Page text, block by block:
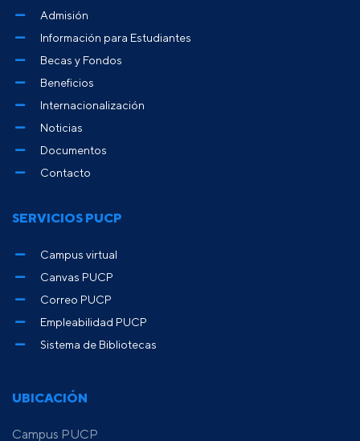
UBICACIÓN
Campus PUCP
Admisión
Información para Estudiantes
Becas y Fondos
Beneficios
Internacionalización
Noticias
Documentos
Contacto
SERVICIOS PUCP
Campus virtual
Canvas PUCP
Correo PUCP
Empleabilidad PUCP
Sistema de Bibliotecas